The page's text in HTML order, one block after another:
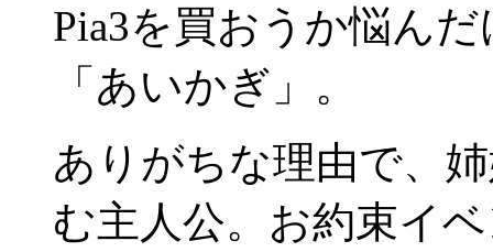
Pia3を買おうか悩ん
「あいかぎ」。
ありがちな理由で、
む主人公。お約束イ